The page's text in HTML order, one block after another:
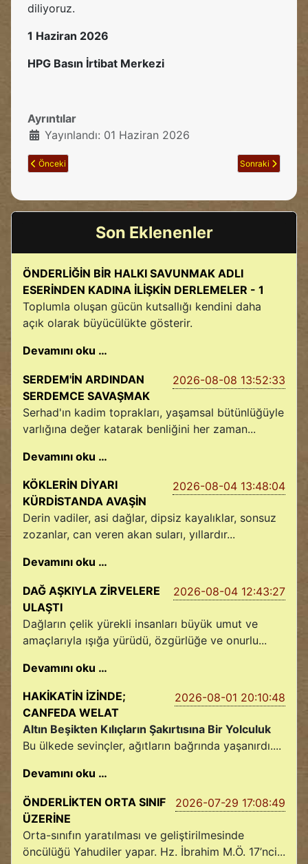
diliyoruz.
1 Haziran 2026
HPG Basın İrtibat Merkezi
Ayrıntılar
Yayınlandı: 01 Haziran 2026
Önceki makale: Heqî Karer Yoldaşımız İran Güçlerinin Saldırısında
Önceki Sonraki makale:
Sonraki
Son Eklenenler
ÖNDERLİĞİN BİR HALKI SAVUNMAK ADLI
ESERİNDEN KADINA İLİŞKİN DERLEMELER - 1
Toplumla oluşan gücün kutsallığı kendini daha
açık olarak büyücülükte gösterir.
Devamını oku …
2026-08-08 13:52:33
SERDEM'İN ARDINDAN
SERDEMCE SAVAŞMAK
Serhad'ın kadim toprakları, yaşamsal bütünlüğüyle
varlığına değer katarak benliğini her zaman...
Devamını oku …
2026-08-04 13:48:04
KÖKLERİN DİYARI
KÜRDİSTANDA AVAŞİN
Derin vadiler, asi dağlar, dipsiz kayalıklar, sonsuz
zozanlar, can veren akan suları, yıllardır...
Devamını oku …
2026-08-04 12:43:27
DAĞ AŞKIYLA ZİRVELERE
ULAŞTI
Dağların çelik yürekli insanları büyük umut ve
amaçlarıyla ışığa yürüdü, özgürlüğe ve onurlu...
Devamını oku …
2026-08-01 20:10:48
HAKİKATİN İZİNDE;
CANFEDA WELAT
Altın Beşikten Kılıçların Şakırtısına Bir Yolculuk
Bu ülkede sevinçler, ağıtların bağrında yaşanırdı....
Devamını oku …
2026-07-29 17:08:49
ÖNDERLİKTEN ORTA SINIF
ÜZERİNE
Orta-sınıfın yaratılması ve geliştirilmesinde
öncülüğü Yahudiler yapar. Hz. İbrahim M.Ö. 17’nci...